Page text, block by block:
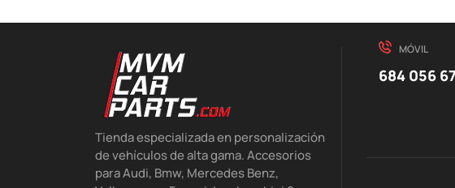
Tienda especializada en personalización
de vehículos de alta gama. Accesorios
para Audi, Bmw, Mercedes Benz,
MÓVIL
684 056